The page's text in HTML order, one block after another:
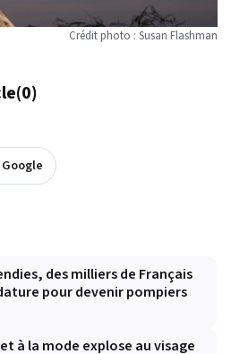
Crédit photo : Susan Flashman
(0)
des milliers de Français
pour devenir pompiers
à la mode explose au visage